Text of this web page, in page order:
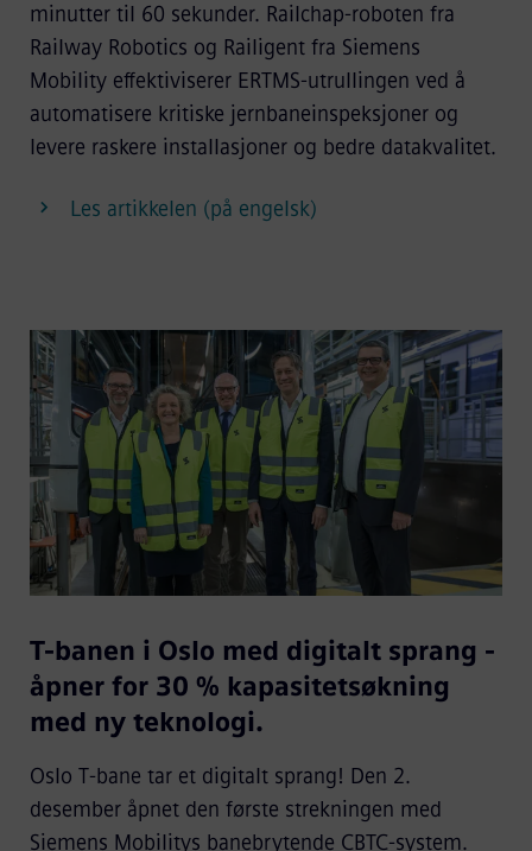
minutter til 60 sekunder. Railchap-roboten fra
Railway Robotics og Railigent fra Siemens
Mobility effektiviserer ERTMS-utrullingen ved å
automatisere kritiske jernbaneinspeksjoner og
levere raskere installasjoner og bedre datakvalitet.
Les artikkelen (på engelsk)
T-banen i Oslo med digitalt sprang -
åpner for 30 % kapasitetsøkning
med ny teknologi.
Oslo T-bane tar et digitalt sprang! Den 2.
desember åpnet den første strekningen med
Siemens Mobilitys banebrytende CBTC-system.